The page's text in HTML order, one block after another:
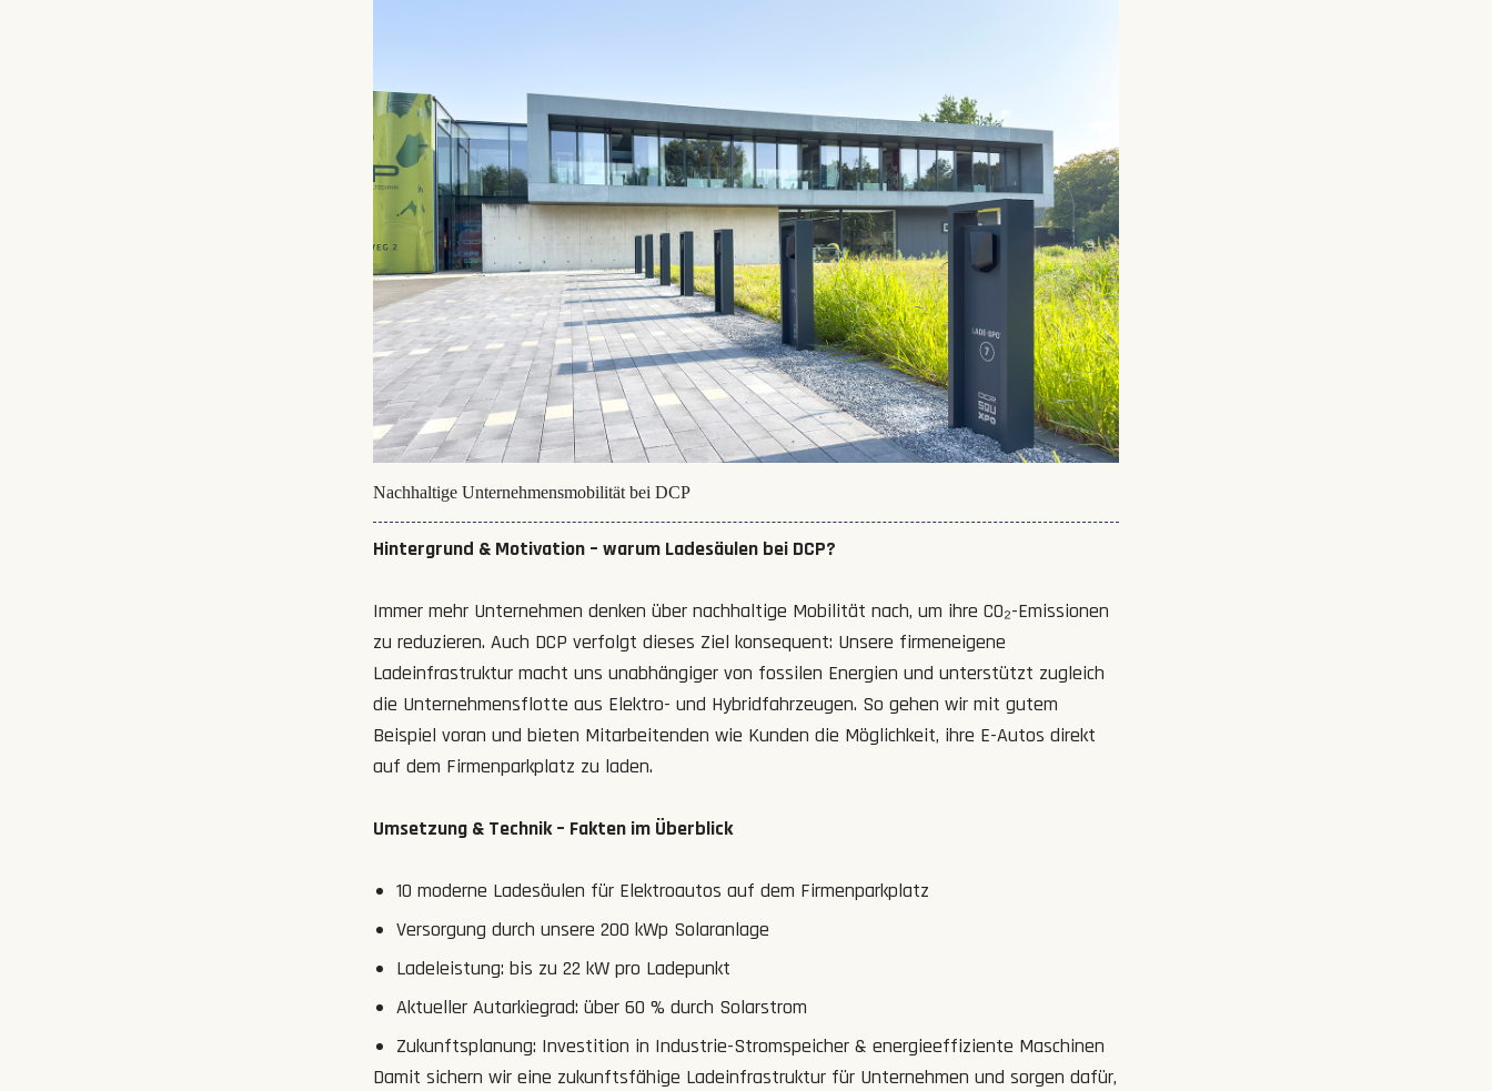
Nachhaltige Unternehmensmobilität bei DCP
Hintergrund & Motivation – warum Ladesäulen bei DCP?
Immer mehr Unternehmen denken über nachhaltige Mobilität nach, um ihre CO₂-Emissionen
zu reduzieren. Auch DCP verfolgt dieses Ziel konsequent: Unsere firmeneigene
Ladeinfrastruktur macht uns unabhängiger von fossilen Energien und unterstützt zugleich
die Unternehmensflotte aus Elektro- und Hybridfahrzeugen. So gehen wir mit gutem
Beispiel voran und bieten Mitarbeitenden wie Kunden die Möglichkeit, ihre E-Autos direkt
auf dem Firmenparkplatz zu laden.
Umsetzung & Technik – Fakten im Überblick
10 moderne Ladesäulen für Elektroautos auf dem Firmenparkplatz
Versorgung durch unsere 200 kWp Solaranlage
Ladeleistung: bis zu 22 kW pro Ladepunkt
Aktueller Autarkiegrad: über 60 % durch Solarstrom
Zukunftsplanung: Investition in Industrie-Stromspeicher & energieeffiziente Maschinen
Damit sichern wir eine zukunftsfähige Ladeinfrastruktur für Unternehmen und sorgen dafür,